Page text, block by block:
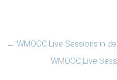
← WMOOC Live Sessions in
WMOOC Live